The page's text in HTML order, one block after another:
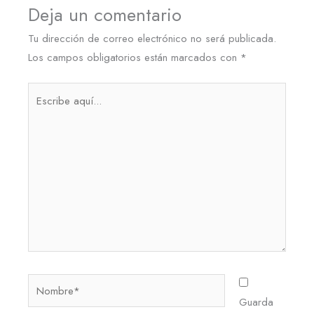
Deja un comentario
Tu dirección de correo electrónico no será publicada.
Los campos obligatorios están marcados con *
Nombre*
Guarda